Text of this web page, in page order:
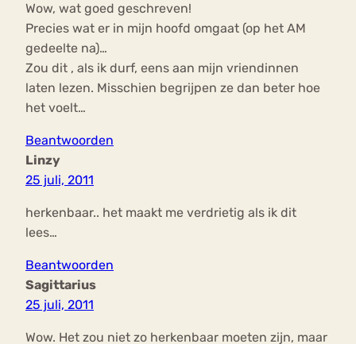
Wow, wat goed geschreven!
Precies wat er in mijn hoofd omgaat (op het AM
gedeelte na)…
Zou dit , als ik durf, eens aan mijn vriendinnen
laten lezen. Misschien begrijpen ze dan beter hoe
het voelt…
Beantwoorden
Linzy
25 juli, 2011
herkenbaar.. het maakt me verdrietig als ik dit
lees…
Beantwoorden
Sagittarius
25 juli, 2011
Wow. Het zou niet zo herkenbaar moeten zijn, maar